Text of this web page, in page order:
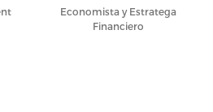
Economista y Estratega
Financiero